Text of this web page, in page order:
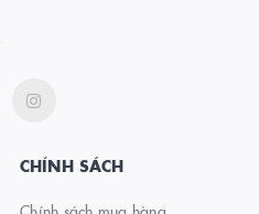
CHÍNH SÁCH